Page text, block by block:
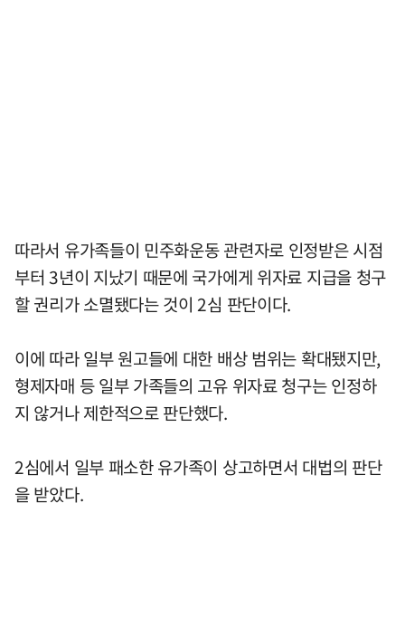
따라서 유가족들이 민주화운동 관련자로 인정받은 시점
부터 3년이 지났기 때문에 국가에게 위자료 지급을 청구
할 권리가 소멸됐다는 것이 2심 판단이다.
이에 따라 일부 원고들에 대한 배상 범위는 확대됐지만,
형제자매 등 일부 가족들의 고유 위자료 청구는 인정하
지 않거나 제한적으로 판단했다.
2심에서 일부 패소한 유가족이 상고하면서 대법의 판단
을 받았다.